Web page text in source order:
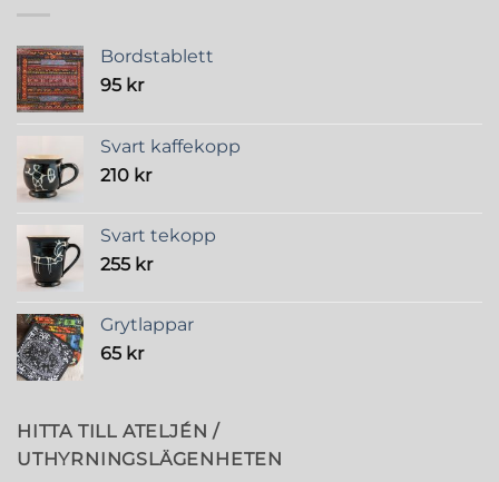
Bordstablett
95 kr
Svart kaffekopp
210 kr
Svart tekopp
255 kr
Grytlappar
65 kr
HITTA TILL ATELJÉN /
UTHYRNINGSLÄGENHETEN